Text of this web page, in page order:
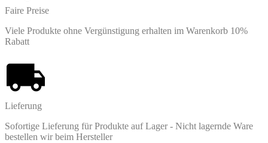
Faire Preise
Viele Produkte ohne Vergünstigung erhalten im Warenkorb 10%
Rabatt
Lieferung
Sofortige Lieferung für Produkte auf Lager - Nicht lagernde Ware
bestellen wir beim Hersteller